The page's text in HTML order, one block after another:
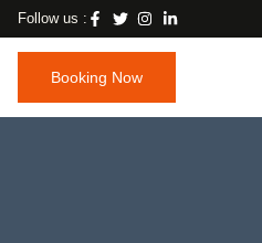
Follow us :
Booking Now